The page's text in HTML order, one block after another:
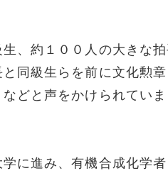
、約１００人の大きな
同級生らを前に文化勲
どと声をかけられてい
に進み、有機合成化学